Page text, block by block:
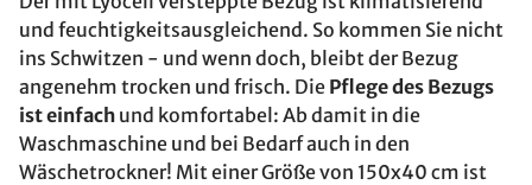
und feuchtigkeitsausgleichend. So kommen Sie nicht
ins Schwitzen - und wenn doch, bleibt der Bezug
angenehm trocken und frisch. Die Pflege des Bezugs
ist einfach und komfortabel: Ab damit in die
Waschmaschine und bei Bedarf auch in den
Wäschetrockner! Mit einer Größe von 150x40 cm ist